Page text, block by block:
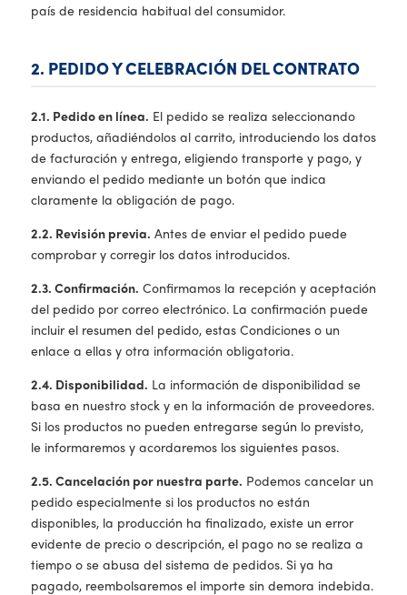
país de residencia habitual del consumidor.
2. PEDIDO Y CELEBRACIÓN DEL CONTRATO
2.1. Pedido en línea. El pedido se realiza seleccionando
productos, añadiéndolos al carrito, introduciendo los datos
de facturación y entrega, eligiendo transporte y pago, y
enviando el pedido mediante un botón que indica
claramente la obligación de pago.
2.2. Revisión previa. Antes de enviar el pedido puede
comprobar y corregir los datos introducidos.
2.3. Confirmación. Confirmamos la recepción y aceptación
del pedido por correo electrónico. La confirmación puede
incluir el resumen del pedido, estas Condiciones o un
enlace a ellas y otra información obligatoria.
2.4. Disponibilidad. La información de disponibilidad se
basa en nuestro stock y en la información de proveedores.
Si los productos no pueden entregarse según lo previsto,
le informaremos y acordaremos los siguientes pasos.
2.5. Cancelación por nuestra parte. Podemos cancelar un
pedido especialmente si los productos no están
disponibles, la producción ha finalizado, existe un error
evidente de precio o descripción, el pago no se realiza a
tiempo o se abusa del sistema de pedidos. Si ya ha
pagado, reembolsaremos el importe sin demora indebida.